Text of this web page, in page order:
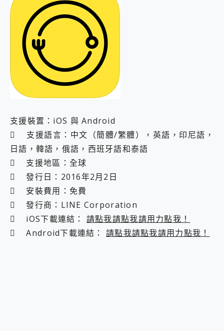
支援裝置：iOS 與 Android
 支援語言：中文（簡體/繁體），英語，印尼語，
日語，韓語，俄語，西班牙語和泰語
 支援地區：全球
 發行日：2016年2月2日
 安裝費用：免費
 發行商：LINE Corporation
 iOS下載連結： 請點我請點我請用力點我！
 Android下載連結：請點我請點我請用力點我！